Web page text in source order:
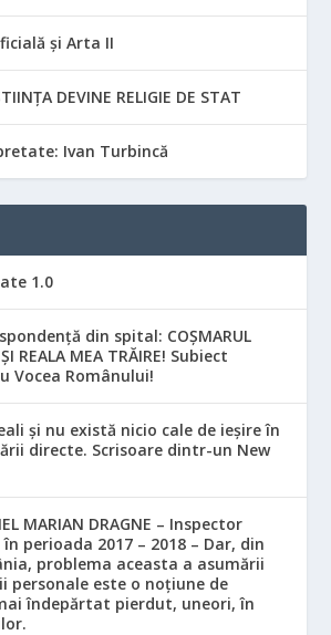
și Arta II
DEVINE RELIGIE DE STAT
Ivan Turbincă
1.0
din spital: COȘMARUL
REALA MEA TRĂIRE! Subiect
Vocea Românului!
și nu există nicio cale de ieșire în
directe. Scrisoare dintr-un New
MARIAN DRAGNE – Inspector
în perioada 2017 – 2018 – Dar, din
problema aceasta a asumării
personale este o noţiune de
îndepărtat pierdut, uneori, în